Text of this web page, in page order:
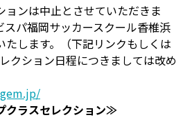
ョンは中止とさせていただきま
スパ福岡サッカースクール香椎浜
たします。（下記リンクもしくは
クション日程につきましては改め
クラスセレクション≫